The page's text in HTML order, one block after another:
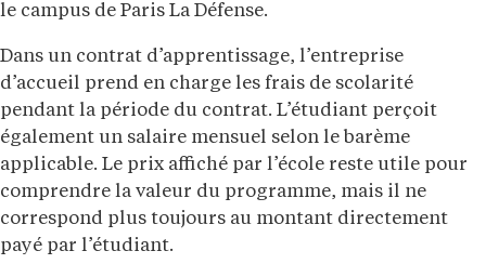
le campus de Paris La Défense.
Dans un contrat d’apprentissage, l’entreprise
d’accueil prend en charge les frais de scolarité
pendant la période du contrat. L’étudiant perçoit
également un salaire mensuel selon le barème
applicable. Le prix affiché par l’école reste utile pour
comprendre la valeur du programme, mais il ne
correspond plus toujours au montant directement
payé par l’étudiant.